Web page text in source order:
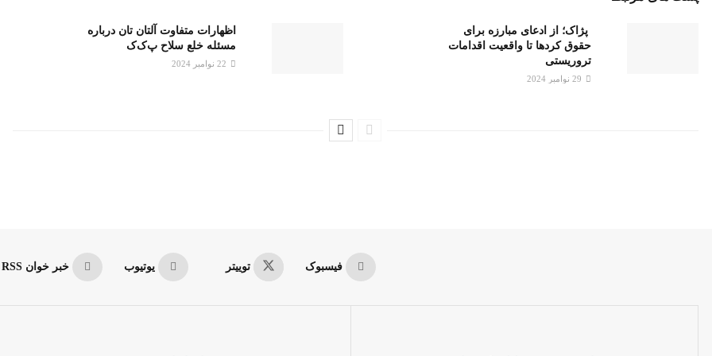
پژاک؛ از ادعای مبارزه برای
حقوق کردها تا واقعیت اقدامات
تروریستی
اظهارات متفاوت آلتان تان درباره
مسئله خلع سلاح پ‌ک‌ک
فیسبوک توییتر یوتیوب خبر خوان RSS